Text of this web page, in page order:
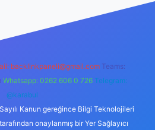
backlinkpaneli@gmail.com Teams:
Whatsapp: 0262 606 0 726 Telegram:
@karabul
Kanun gereğince Bilgi Teknolojileri
onaylanmış bir Yer Sağlayıcı